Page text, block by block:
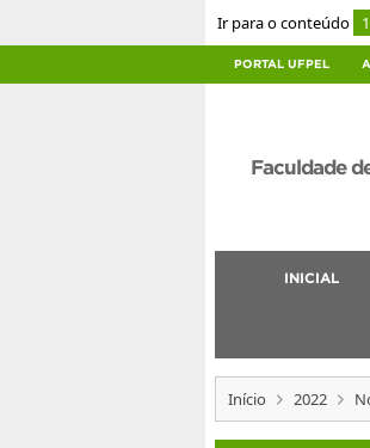
Ir para o conteúdo 1
PORTAL UFPEL
Faculdade
INICIAL
Início 2022